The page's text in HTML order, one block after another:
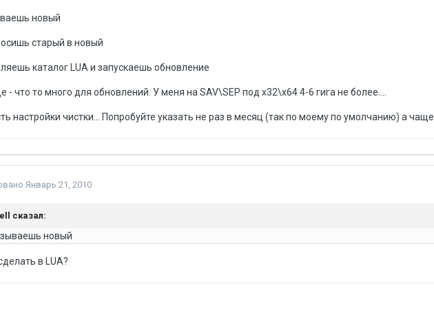
новый
старый в новый
каталог LUA и запускаешь обновление
- что то много для обновлений. У меня на SAV\SEP под x32\x64 4-6 гига не более....
настройки чистки... Попробуйте указать не раз в месяц (так по моему по умолчанию) а чаще.
Январь 21, 2010
сказал:
новый
в LUA?